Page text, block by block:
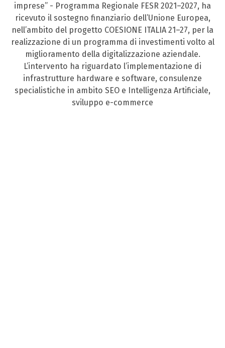
imprese” - Programma Regionale FESR 2021–2027, ha
ricevuto il sostegno finanziario dell’Unione Europea,
nell’ambito del progetto COESIONE ITALIA 21–27, per la
realizzazione di un programma di investimenti volto al
miglioramento della digitalizzazione aziendale.
L’intervento ha riguardato l’implementazione di
infrastrutture hardware e software, consulenze
specialistiche in ambito SEO e Intelligenza Artificiale,
sviluppo e-commerce